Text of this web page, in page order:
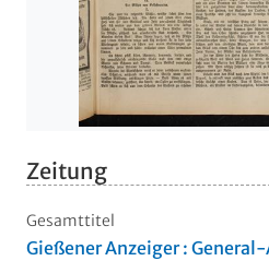
Zeitung
Gesamttitel
Gießener Anzeiger :